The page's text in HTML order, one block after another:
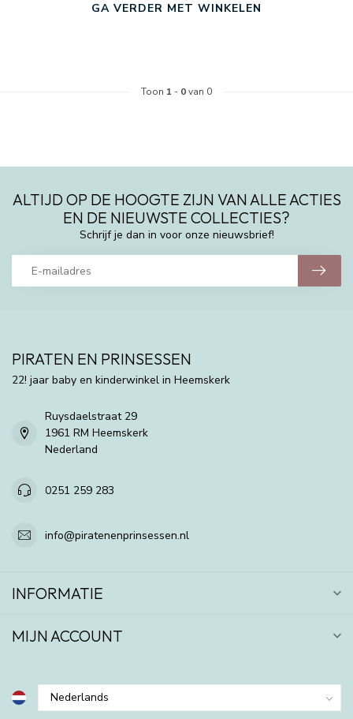
GA VERDER MET WINKELEN
Toon 1 - 0van 0
ALTIJD OP DE HOOGTE ZIJN VAN ALLE ACTIES
EN DE NIEUWSTE COLLECTIES?
Schrijf je dan in voor onze nieuwsbrief!
PIRATEN EN PRINSESSEN
22! jaar baby en kinderwinkel in Heemskerk
Ruysdaelstraat 29
1961 RM Heemskerk
Nederland
0251 259 283
info@piratenenprinsessen.nl
INFORMATIE
MIJN ACCOUNT